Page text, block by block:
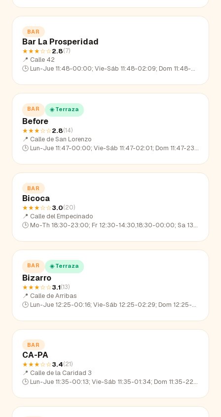
BAR
Bar La Prosperidad
★★★☆☆2.8(7)
📍 Calle 42
🕒 Lun-Jue 11:48-00:00; Vie-Sáb 11:48-02:09; Dom 11:48-23:20
BAR ☀️ Terraza
Before
★★★☆☆2.8(14)
📍 Calle de San Lorenzo
🕒 Lun-Jue 11:47-00:00; Vie-Sáb 11:47-02:01; Dom 11:47-23:09
BAR
Bicoca
★★★☆☆3.0(20)
📍 Calle del Empecinado
🕒 Mo-Th 18:30-23:00; Fr 12:30-14:30,18:30-00:00; Sa 13:00-01:00; Su off
BAR ☀️ Terraza
Bizarro
★★★☆☆3.1(13)
📍 Calle de Arribas
🕒 Lun-Jue 12:25-00:16; Vie-Sáb 12:25-02:29; Dom 12:25-23:25
BAR
CA-PA
★★★☆☆3.4(21)
📍 Calle de la Caridad 3
🕒 Lun-Jue 11:35-00:13; Vie-Sáb 11:35-01:34; Dom 11:35-22:52